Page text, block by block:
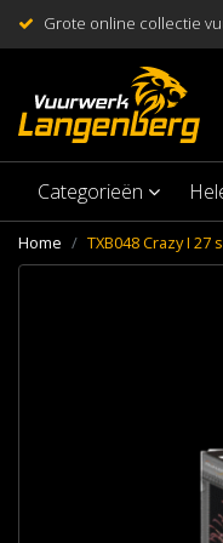
Grote online collectie
Categorieën
Home TXB048 Crazy I 27